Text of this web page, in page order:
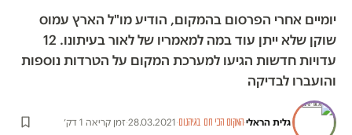
יומיים אחרי הפרסום בהמקום, הודיע מו"ל הארץ עמוס
שוקן שלא ייתן עוד במה למאמריו של לאור בעיתונו. 12
עדויות חדשות הגיעו למערכת המקום על הטרדות נוספות
והועברו לבדיקה
גלית הראלי·המקום הכי חם בגיהנום·
28.03.2021
·זמן קריאה 1 דק׳